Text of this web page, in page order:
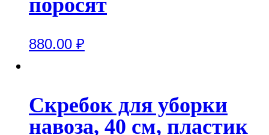
поросят
880.00 ₽
Скребок для уборки
навоза, 40 см, пластик